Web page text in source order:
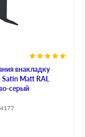
внакладку
Satin Мatt RAL
серый